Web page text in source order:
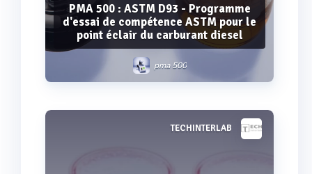
PMA 500 : ASTM D93 - Programme
d'essai de compétence ASTM pour le
point éclair du carburant diesel
pma 500
Voir plusTECHINTERLAB